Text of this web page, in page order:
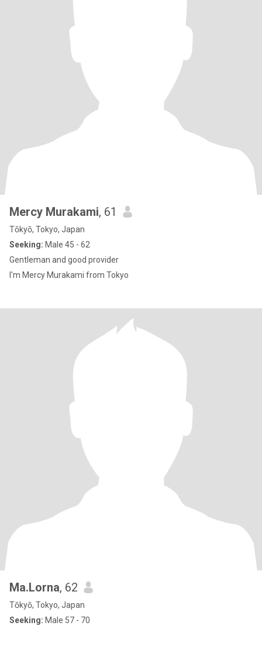
Mercy Murakami, 61
Tōkyō, Tokyo, Japan
Seeking: Male 45 - 62
Gentleman and good provider
I'm Mercy Murakami from Tokyo
Ma.Lorna, 62
Tōkyō, Tokyo, Japan
Seeking: Male 57 - 70